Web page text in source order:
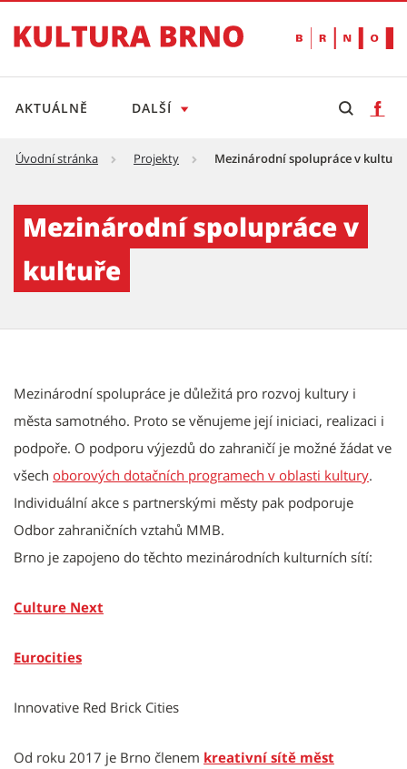
AKTUÁLNĚ DALŠÍ
Úvodní stránka Projekty Mezinárodní spolupráce v kultuře
Mezinárodní spolupráce v
kultuře
Mezinárodní spolupráce je důležitá pro rozvoj kultury i
města samotného. Proto se věnujeme její iniciaci, realizaci i
podpoře. O podporu výjezdů do zahraničí je možné žádat ve
všech oborových dotačních programech v oblasti kultury.
Individuální akce s partnerskými městy pak podporuje
Odbor zahraničních vztahů MMB.
Brno je zapojeno do těchto mezinárodních kulturních sítí:
Culture Next
Eurocities
Innovative Red Brick Cities
Od roku 2017 je Brno členem kreativní sítě měst